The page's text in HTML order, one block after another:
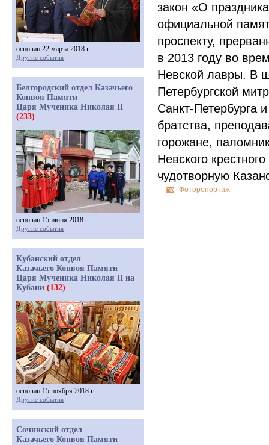
закон «О
официальной
проспекту,
в 2013 году во
Невской лавры. В
Петербургской
Санкт-Петербурга
братства,
горожане,
Невского
чудотворную
Фоторепортаж
основан 22 марта 2018 г.
Другие события
Белгородский отдел Казачьего
Конвоя Памяти
Царя Мученика Николая II
(233)
основан 15 июня 2018 г.
Другие события
Кубанский отдел
Казачьего Конвоя Памяти
Царя Мученика Николая II на
Кубани (132)
основан 15 ноября 2018 г.
Другие события
Сочинский отдел
Казачьего Конвоя Памяти